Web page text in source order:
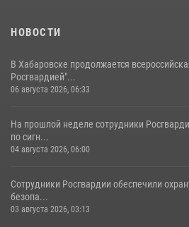
НОВОСТИ
В Хабаровске продолжается
Росгвардией"...
06 августа 2026, 06:33
На прошлой неделе сотрудники
по сигн...
04 августа 2026, 06:00
Сотрудники Росгвардии обеспечили
безопа...
03 августа 2026, 03:13